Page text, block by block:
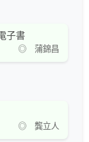
子書
◎ 蒲錦昌
◎ 龔立人